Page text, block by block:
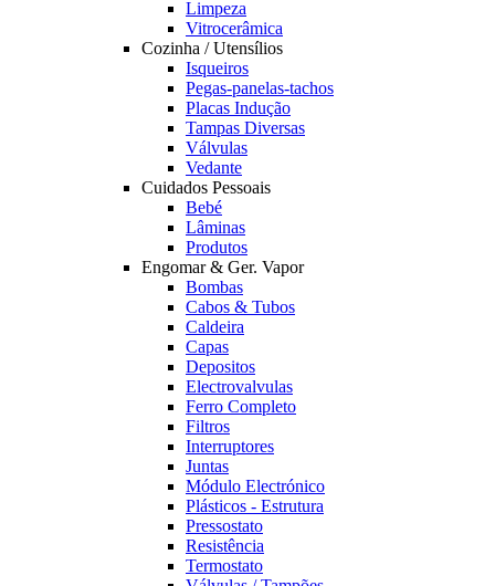
Limpeza
Vitrocerâmica
Cozinha / Utensílios
Isqueiros
Pegas-panelas-tachos
Placas Indução
Tampas Diversas
Válvulas
Vedante
Cuidados Pessoais
Bebé
Lâminas
Produtos
Engomar & Ger. Vapor
Bombas
Cabos & Tubos
Caldeira
Capas
Depositos
Electrovalvulas
Ferro Completo
Filtros
Interruptores
Juntas
Módulo Electrónico
Plásticos - Estrutura
Pressostato
Resistência
Termostato